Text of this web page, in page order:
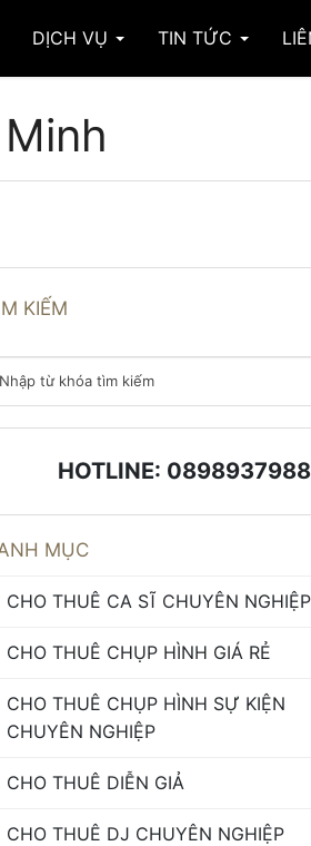
DỊCH VỤ TIN TỨC
KIẾM
HOTLINE: 0898937988
MỤC
CHO THUÊ CA SĨ CHUYÊN NGHIỆP
CHO THUÊ CHỤP HÌNH GIÁ RẺ
CHO THUÊ CHỤP HÌNH SỰ KIỆN
CHUYÊN NGHIỆP
CHO THUÊ DIỄN GIẢ
CHO THUÊ DJ CHUYÊN NGHIỆP